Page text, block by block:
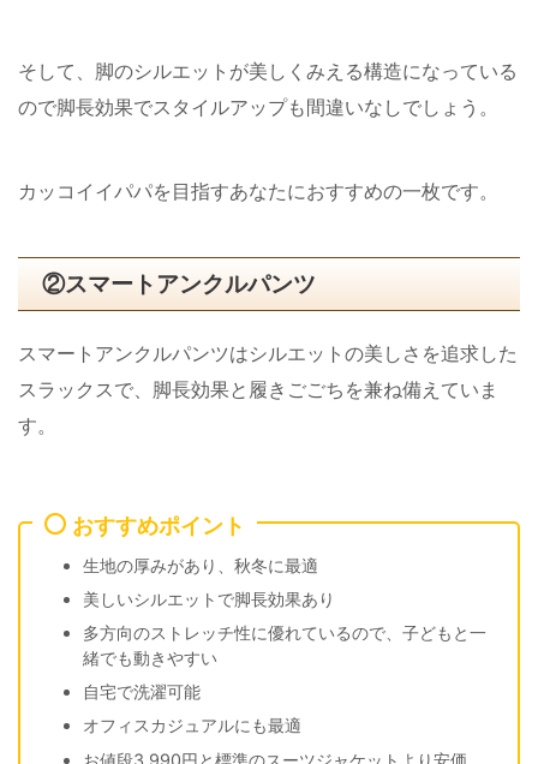
そして、脚のシルエットが美しくみえる構造になっている
ので脚長効果でスタイルアップも間違いなしでしょう。
カッコイイパパを目指すあなたにおすすめの一枚です。
②スマートアンクルパンツ
スマートアンクルパンツはシルエットの美しさを追求した
スラックスで、脚長効果と履きごごちを兼ね備えていま
す。
おすすめポイント
生地の厚みがあり、秋冬に最適
美しいシルエットで脚長効果あり
多方向のストレッチ性に優れているので、子どもと一
緒でも動きやすい
自宅で洗濯可能
オフィスカジュアルにも最適
お値段3,990円と標準のスーツジャケットより安価